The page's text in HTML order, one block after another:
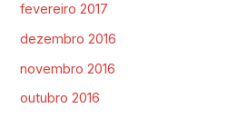
fevereiro 2017
dezembro 2016
novembro 2016
outubro 2016